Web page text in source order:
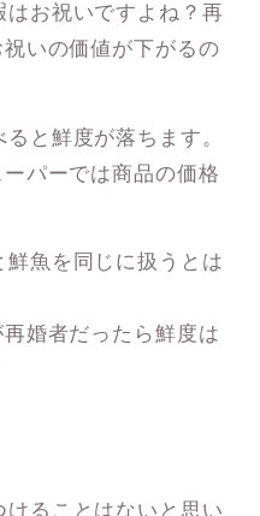
お祝いですよね？再
いの価値が下がるの
と鮮度が落ちます。
パーでは商品の価格
魚を同じに扱うとは
婚者だったら鮮度は
ることはないと思い